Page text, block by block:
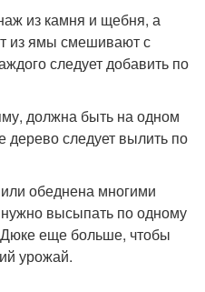
из камня и щебня, а
из ямы смешивают с
следует добавить по
должна быть на одном
следует вылить по
обеднена многими
высыпать по одному
Дюке еще больше, чтобы
урожай.